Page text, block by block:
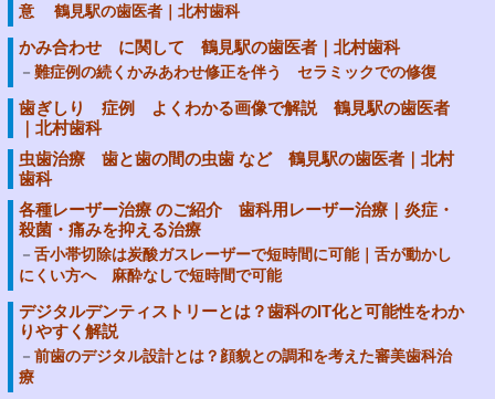
意 鶴見駅の歯医者｜北村歯科
かみ合わせ に関して 鶴見駅の歯医者｜北村歯科
難症例の続くかみあわせ修正を伴う セラミックでの修復
歯ぎしり 症例 よくわかる画像で解説 鶴見駅の歯医者
｜北村歯科
虫歯治療 歯と歯の間の虫歯 など 鶴見駅の歯医者｜北村
歯科
各種レーザー治療 のご紹介 歯科用レーザー治療｜炎症・
殺菌・痛みを抑える治療
舌小帯切除は炭酸ガスレーザーで短時間に可能｜舌が動かし
にくい方へ 麻酔なしで短時間で可能
デジタルデンティストリーとは？歯科のIT化と可能性をわか
りやすく解説
前歯のデジタル設計とは？顔貌との調和を考えた審美歯科治
療